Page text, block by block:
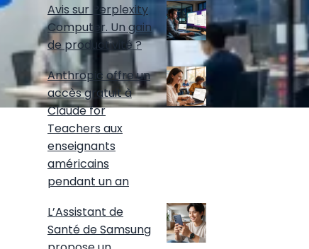
Avis sur Perplexity
Computer. Un gain
de productivité ?
Anthropic offre un
accès gratuit à
Claude for
Teachers aux
enseignants
américains
pendant un an
L’Assistant de
Santé de Samsung